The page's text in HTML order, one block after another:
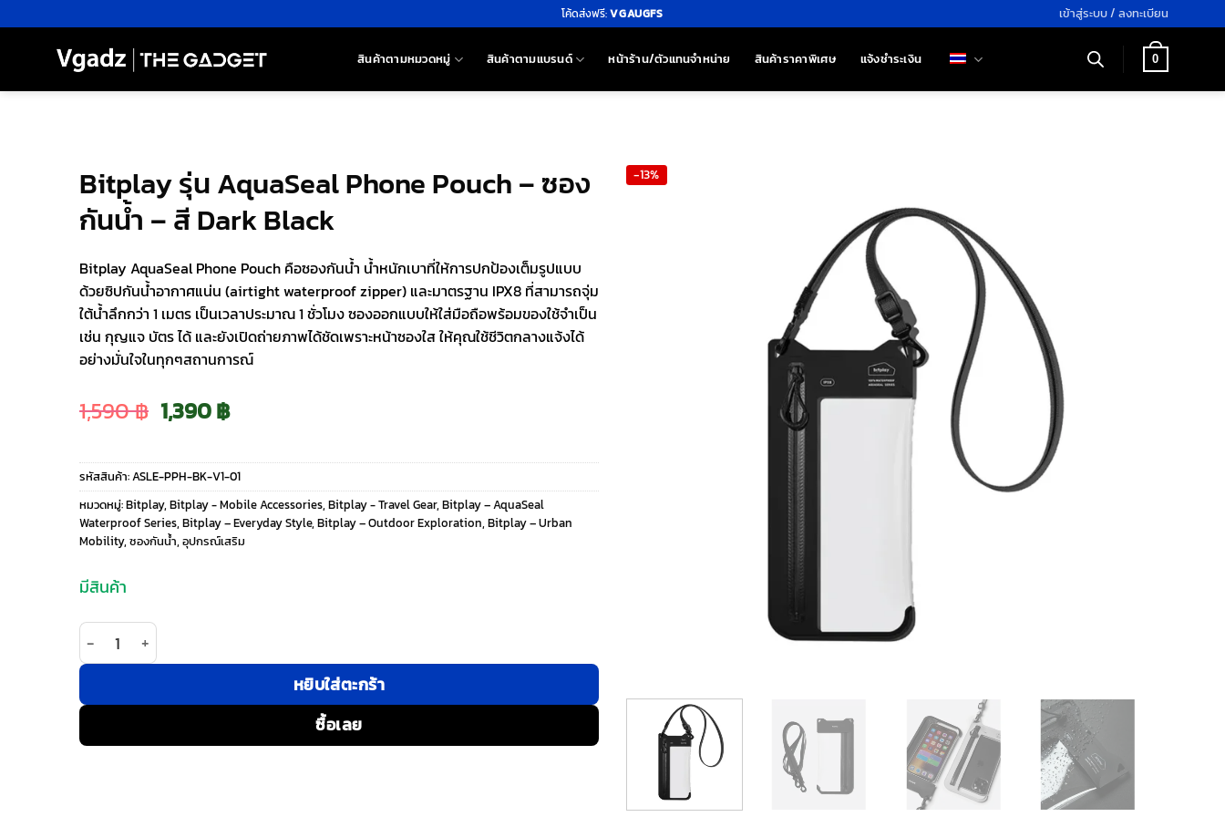
ไป
โค้ดส่งฟรี:VGAUGFS เข้าสู่ระบบ / ลงทะเบียน
สินค้าตามหมวดหมู่ สินค้าตามแบรนด์ หน้าร้าน/ตัวแทนจำหน่าย สินค้าราคาพิเศษ แจ้งชำระเงิน 0
Bitplay รุ่น AquaSeal Phone Pouch – ซอง
กันน้ำ – สี Dark Black
Bitplay AquaSeal Phone Pouch คือซองกันน้ำ น้ำหนักเบาที่ให้การปกป้องเต็มรูปแบบ
ด้วยซิปกันน้ำอากาศแน่น (airtight waterproof zipper) และมาตรฐาน IPX8 ที่สามารถจุ่ม
ใต้น้ำลึกกว่า 1 เมตร เป็นเวลาประมาณ 1 ชั่วโมง ซองออกแบบให้ใส่มือถือพร้อมของใช้จำเป็น
เช่น กุญแจ บัตร ได้ และยังเปิดถ่ายภาพได้ชัดเพราะหน้าซองใส ให้คุณใช้ชีวิตกลางแจ้งได้
อย่างมั่นใจในทุกๆสถานการณ์
1,590฿ Original
price
was:
1,590 ฿.
1,390฿Current
price
is:
1,390 ฿.
รหัสสินค้า:ASLE-PPH-BK-V1-01
หมวดหมู่:Bitplay, Bitplay - Mobile Accessories, Bitplay - Travel Gear, Bitplay – AquaSeal
Waterproof Series, Bitplay – Everyday Style, Bitplay – Outdoor Exploration, Bitplay – Urban
Mobility, ซองกันน้ำ, อุปกรณ์เสริม
มีสินค้า
จำนวน Bitplay รุ่น AquaSeal Phone Pouch - ซองกันน้ำ - สี Dark Black ชิ้น
หยิบใส่ตะกร้า
ซื้อเลย
-13%